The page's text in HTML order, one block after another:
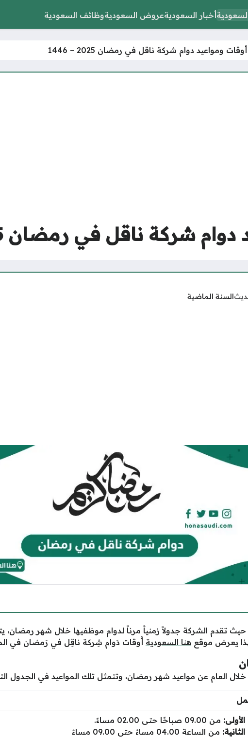
أخبار السعوديةعروض السعوديةوظائف السعودية
أوقات ومواعيد دوام شركة ناقل في رمضان 2025 – 1446
شركة ناقل في رمضان 2025 – 1446
السنة الماضية
حيث تقدم الشركة جدولاً زمنياً مرناً لدوام موظفيها خلال شهر رمضان،
يعرض موقع هنا السعودية أَوقات دَوام شِركة ناقِل في رَمضان في
العام عن مواعيد شهر رمضان، وتتمثل تلك المواعيد في الجدول
الأولى: مـن 09.00 صباحًا حتـى 02.00 مساءً.
مـن الساعة 04.00 مساءً حتى 09.00 مساءً